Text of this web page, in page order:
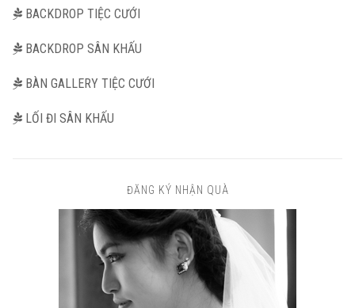
BACKDROP TIỆC CƯỚI
BACKDROP SÂN KHẤU
BÀN GALLERY TIỆC CƯỚI
LỐI ĐI SÂN KHẤU
ĐĂNG KÝ NHẬN QUÀ